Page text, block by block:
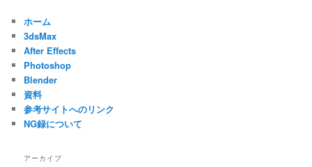
ホーム
3dsMax
After Effects
Photoshop
Blender
資料
参考サイトへのリンク
NG録について
アーカイブ